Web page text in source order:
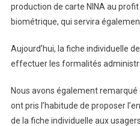
production de carte NINA au
biométrique, qui servira
Aujourd’hui, la fiche individuelle
effectuer les formalités
Nous avons également
ont pris l’habitude de proposer
de la fiche individuelle aux